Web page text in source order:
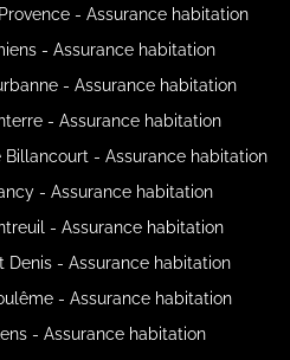
- Assurance habitation
- Assurance habitation
- Assurance habitation
- Assurance habitation
Billancourt - Assurance habitation
- Assurance habitation
- Assurance habitation
Denis - Assurance habitation
- Assurance habitation
- Assurance habitation